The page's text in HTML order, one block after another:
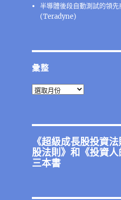
半導體後段⾃動測試的領先
(Teradyne)
彙整
彙
《超級成長股投資法
股法則》和《投資
三本書